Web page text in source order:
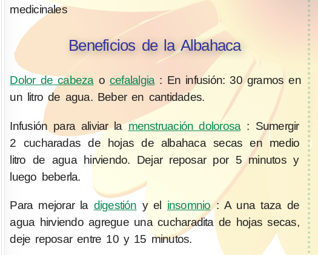
medicinales
Beneficios de la Albahaca
Dolor de cabeza o cefalalgia : En infusión: 30 gramos en
un litro de agua. Beber en cantidades.
Infusión para aliviar lamenstruación dolorosa : Sumergir
2 cucharadas de hojas de albahaca secas en medio
litro de agua hirviendo. Dejar reposar por 5 minutos y
luego beberla.
Para mejorar la digestión y el insomnio: A una taza de
agua hirviendo agregue una cucharadita de hojas secas,
deje reposar entre 10 y 15 minutos.